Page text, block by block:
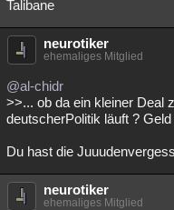
Talibane
neurotiker
ehemaliges Mitglied
@al-chidr
>>... ob da ein kleiner Deal
deutscherPolitik läuft ?
Du hast die
neurotiker
ehemaliges Mitglied